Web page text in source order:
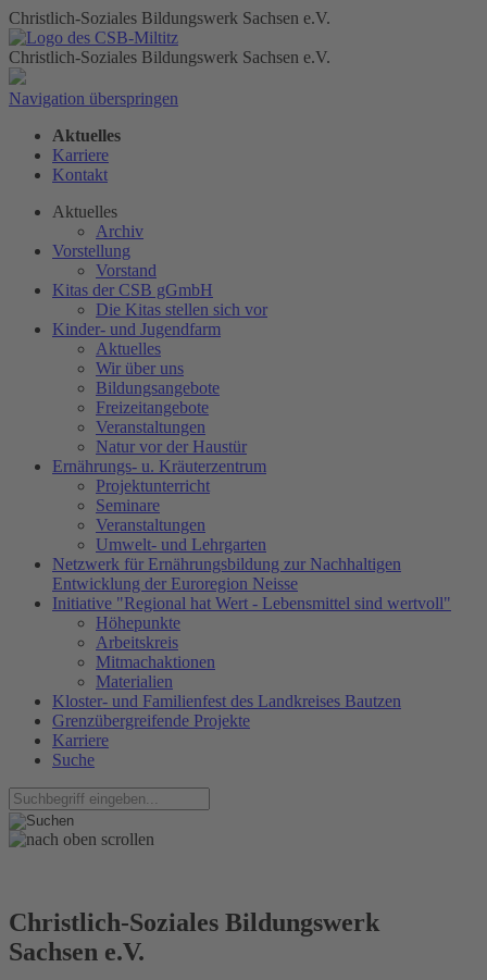
Christlich-Soziales Bildungswerk Sachsen e.V.
Christlich-Soziales Bildungswerk Sachsen e.V.
Navigation überspringen
Aktuelles
Karriere
Kontakt
Aktuelles
Archiv
Vorstellung
Vorstand
Kitas der CSB gGmbH
Die Kitas stellen sich vor
Kinder- und Jugendfarm
Aktuelles
Wir über uns
Bildungsangebote
Freizeitangebote
Veranstaltungen
Natur vor der Haustür
Ernährungs- u. Kräuterzentrum
Projektunterricht
Seminare
Veranstaltungen
Umwelt- und Lehrgarten
Netzwerk für Ernährungsbildung zur Nachhaltigen
Entwicklung der Euroregion Neisse
Initiative "Regional hat Wert - Lebensmittel sind wertvoll"
Höhepunkte
Arbeitskreis
Mitmachaktionen
Materialien
Kloster- und Familienfest des Landkreises Bautzen
Grenzübergreifende Projekte
Karriere
Suche
Christlich-Soziales Bildungswerk
Sachsen e.V.